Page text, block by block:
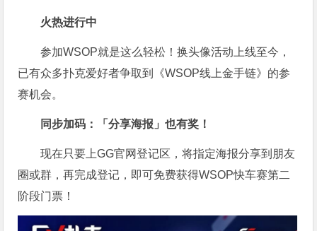
火热进行中
参加WSOP就是这么轻松！换头像活动上线至今，
已有众多扑克爱好者争取到《WSOP线上金手链》的参
赛机会。
同步加码：「分享海报」也有奖！
现在只要上GG官网登记区，将指定海报分享到朋友
圈或群，再完成登记，即可免费获得WSOP快车赛第二
阶段门票！